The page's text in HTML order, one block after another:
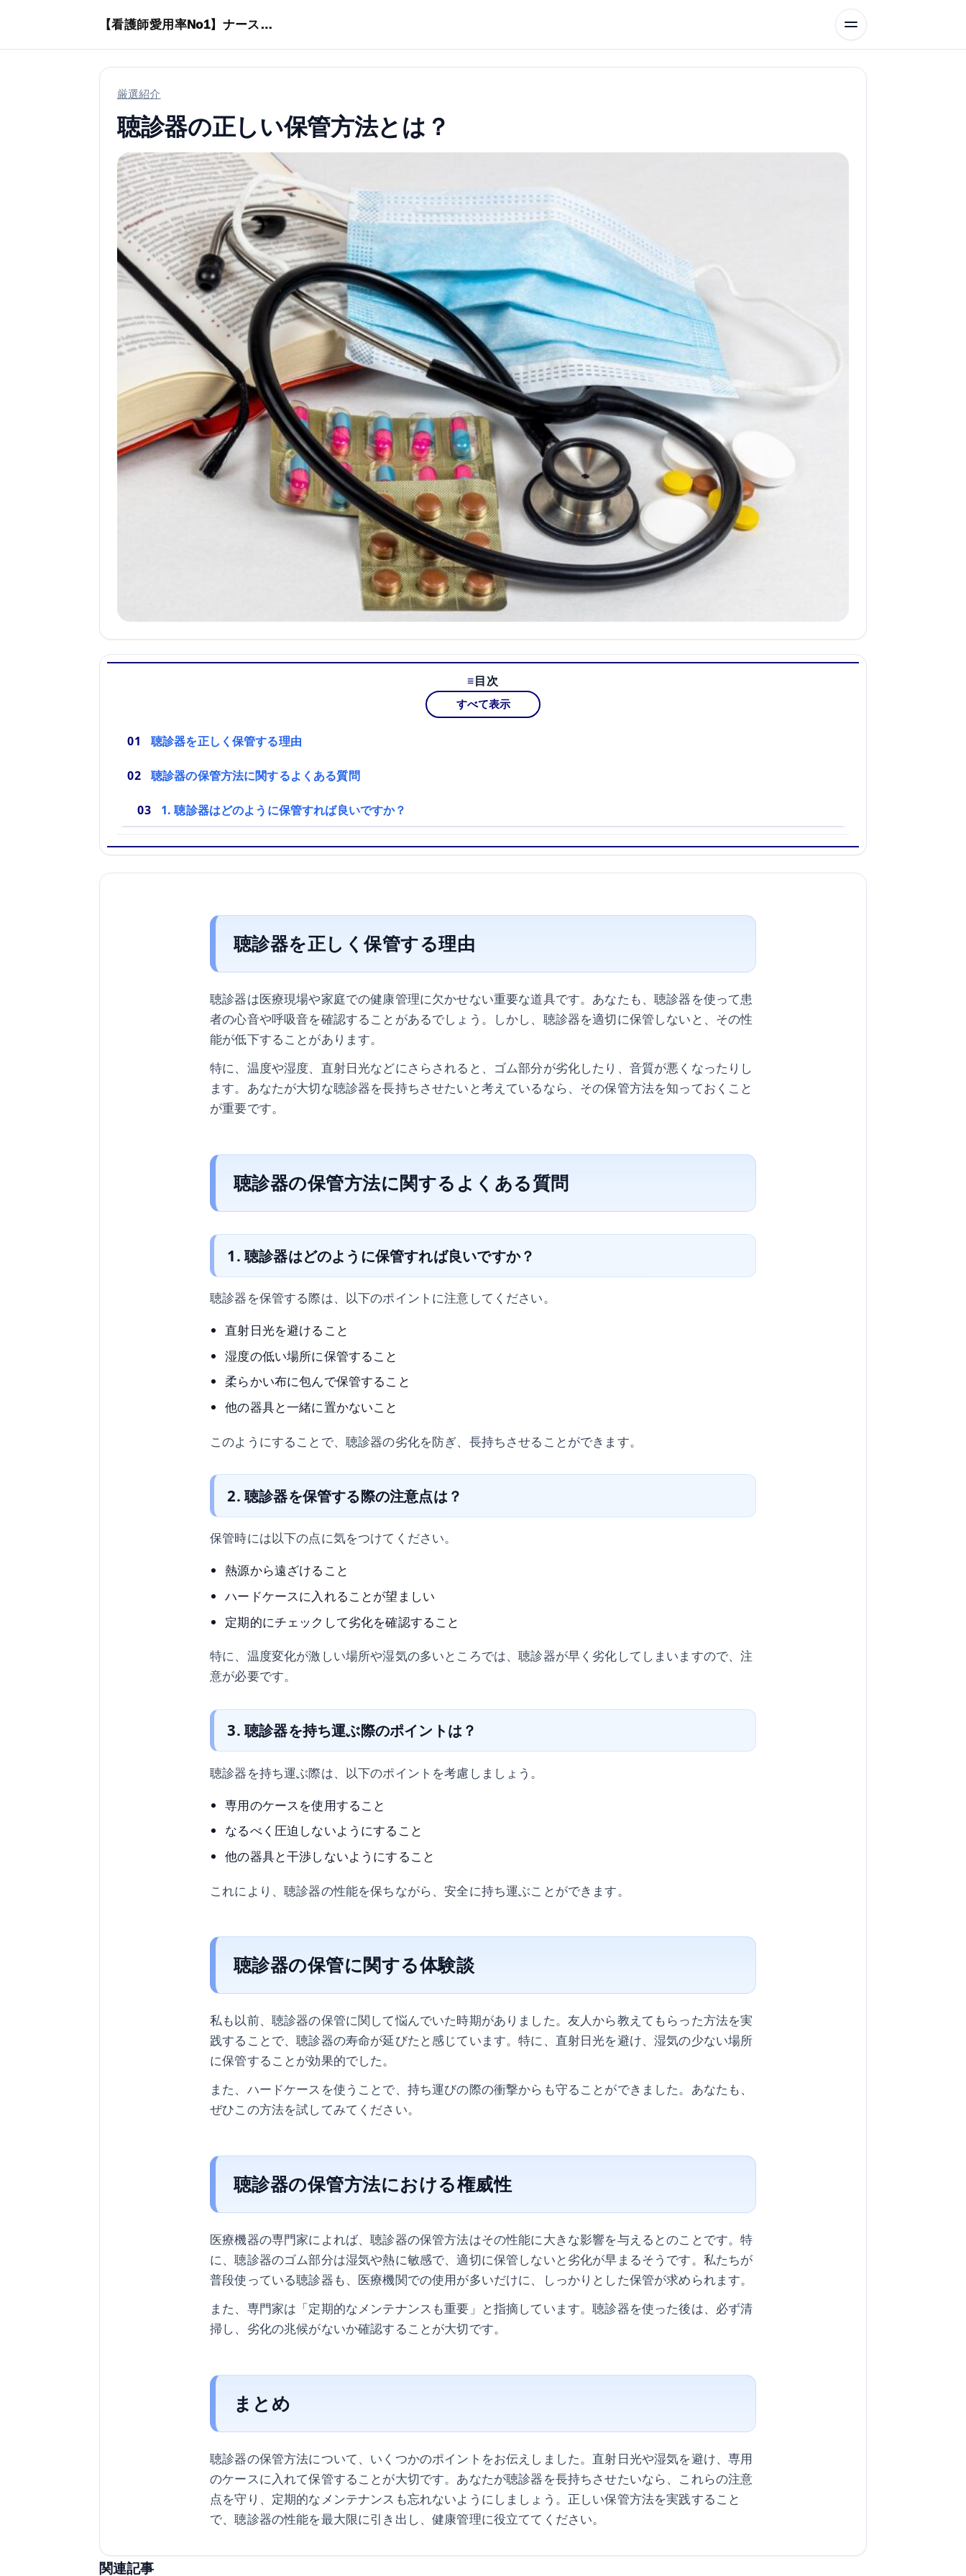
【看護師愛用率No1】ナースリーで人気の商品はコレ
厳選紹介
聴診器の正しい保管方法とは？
目次
すべて表示
聴診器を正しく保管する理由
聴診器の保管方法に関するよくある質問
1. 聴診器はどのように保管すれば良いですか？
聴診器を正しく保管する理由
聴診器は医療現場や家庭での健康管理に欠かせない重要な道具です。あなたも、聴診器を使って患
者の心音や呼吸音を確認することがあるでしょう。しかし、聴診器を適切に保管しないと、その性
能が低下することがあります。
特に、温度や湿度、直射日光などにさらされると、ゴム部分が劣化したり、音質が悪くなったりし
ます。あなたが大切な聴診器を長持ちさせたいと考えているなら、その保管方法を知っておくこと
が重要です。
聴診器の保管方法に関するよくある質問
1. 聴診器はどのように保管すれば良いですか？
聴診器を保管する際は、以下のポイントに注意してください。
直射日光を避けること
湿度の低い場所に保管すること
柔らかい布に包んで保管すること
他の器具と一緒に置かないこと
このようにすることで、聴診器の劣化を防ぎ、長持ちさせることができます。
2. 聴診器を保管する際の注意点は？
保管時には以下の点に気をつけてください。
熱源から遠ざけること
ハードケースに入れることが望ましい
定期的にチェックして劣化を確認すること
特に、温度変化が激しい場所や湿気の多いところでは、聴診器が早く劣化してしまいますので、注
意が必要です。
3. 聴診器を持ち運ぶ際のポイントは？
聴診器を持ち運ぶ際は、以下のポイントを考慮しましょう。
専用のケースを使用すること
なるべく圧迫しないようにすること
他の器具と干渉しないようにすること
これにより、聴診器の性能を保ちながら、安全に持ち運ぶことができます。
聴診器の保管に関する体験談
私も以前、聴診器の保管に関して悩んでいた時期がありました。友人から教えてもらった方法を実
践することで、聴診器の寿命が延びたと感じています。特に、直射日光を避け、湿気の少ない場所
に保管することが効果的でした。
また、ハードケースを使うことで、持ち運びの際の衝撃からも守ることができました。あなたも、
ぜひこの方法を試してみてください。
聴診器の保管方法における権威性
医療機器の専門家によれば、聴診器の保管方法はその性能に大きな影響を与えるとのことです。特
に、聴診器のゴム部分は湿気や熱に敏感で、適切に保管しないと劣化が早まるそうです。私たちが
普段使っている聴診器も、医療機関での使用が多いだけに、しっかりとした保管が求められます。
また、専門家は「定期的なメンテナンスも重要」と指摘しています。聴診器を使った後は、必ず清
掃し、劣化の兆候がないか確認することが大切です。
まとめ
聴診器の保管方法について、いくつかのポイントをお伝えしました。直射日光や湿気を避け、専用
のケースに入れて保管することが大切です。あなたが聴診器を長持ちさせたいなら、これらの注意
点を守り、定期的なメンテナンスも忘れないようにしましょう。正しい保管方法を実践すること
で、聴診器の性能を最大限に引き出し、健康管理に役立ててください。
関連記事